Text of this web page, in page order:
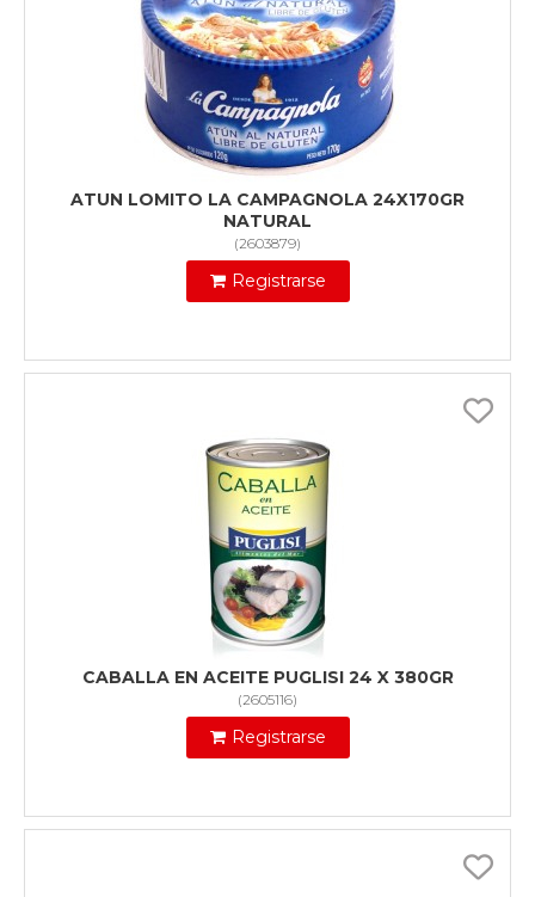
ATUN LOMITO LA CAMPAGNOLA 24X170GR
NATURAL
(2603879)
Registrarse
CABALLA EN ACEITE PUGLISI 24 X 380GR
(2605116)
Registrarse